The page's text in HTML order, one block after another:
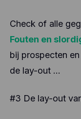
Check of alle
Fouten en
bij prospecten
de lay-out ...
#3 De lay-out